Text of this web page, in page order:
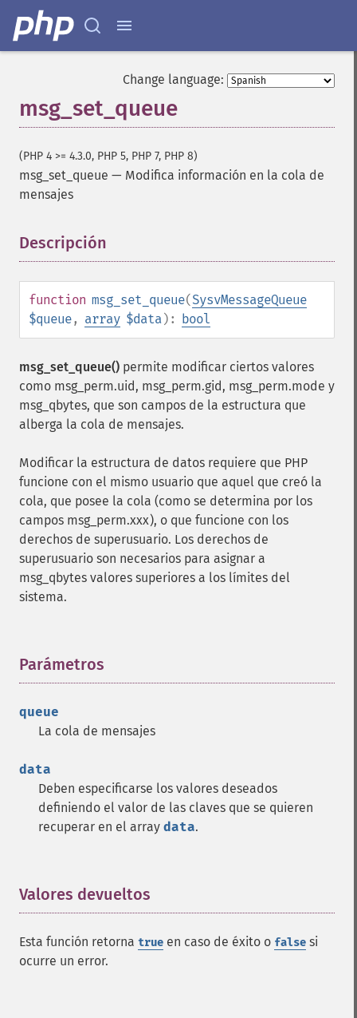
Change language:
msg_set_queue
(PHP 4 >= 4.3.0, PHP 5, PHP 7, PHP 8)
msg_set_queue — Modifica información en la cola de
mensajes
Descripción
function msg_set_queue(SysvMessageQueue
$queue, array $data): bool
msg_set_queue() permite modificar ciertos valores
como msg_perm.uid, msg_perm.gid, msg_perm.mode y
msg_qbytes, que son campos de la estructura que
alberga la cola de mensajes.
Modificar la estructura de datos requiere que PHP
funcione con el mismo usuario que aquel que creó la
cola, que posee la cola (como se determina por los
campos msg_perm.xxx), o que funcione con los
derechos de superusuario. Los derechos de
superusuario son necesarios para asignar a
msg_qbytes valores superiores a los límites del
sistema.
Parámetros
queue
La cola de mensajes
data
Deben especificarse los valores deseados
definiendo el valor de las claves que se quieren
recuperar en el array data.
Valores devueltos
Esta función retorna true en caso de éxito o false si
ocurre un error.